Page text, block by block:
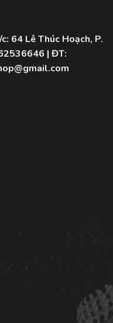
64 Lê Thúc Hoạch, P.
| ĐT: